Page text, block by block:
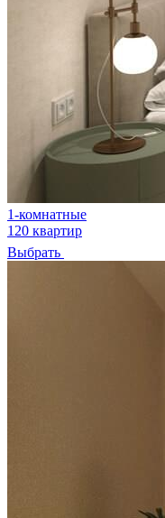
1-комнатные
120 квартир
Выбрать